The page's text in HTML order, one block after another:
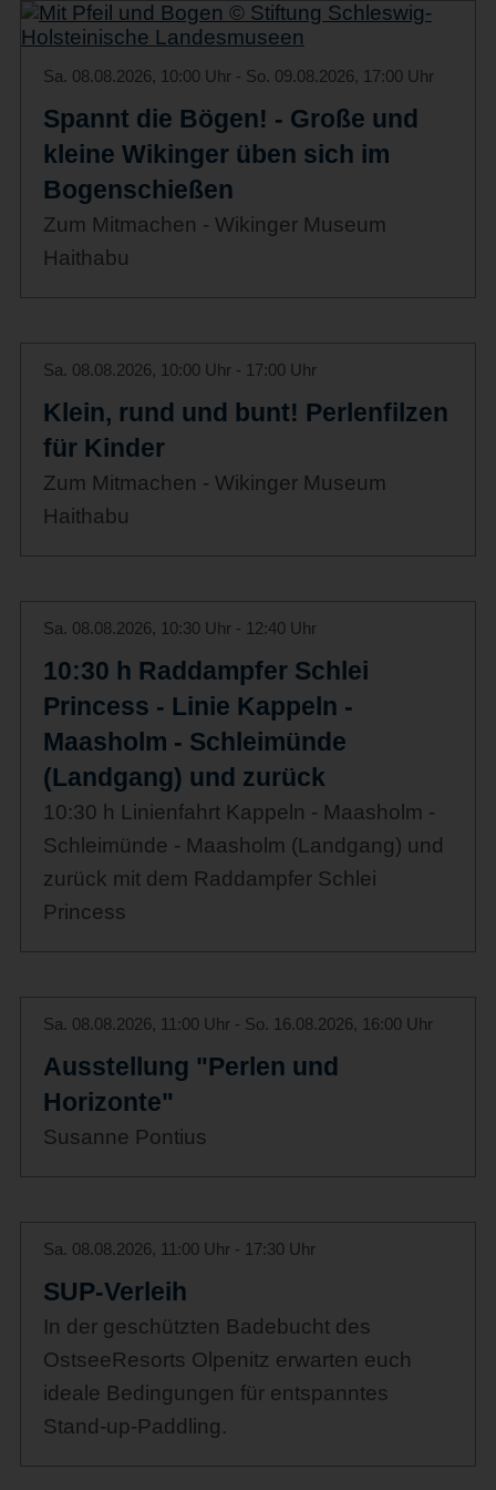
Sa. 08.08.2026, 10:00 Uhr - So. 09.08.2026, 17:00 Uhr
Spannt die Bögen! - Große und
kleine Wikinger üben sich im
Bogenschießen
Zum Mitmachen - Wikinger Museum
Haithabu
Sa. 08.08.2026, 10:00 Uhr - 17:00 Uhr
Klein, rund und bunt! Perlenfilzen
für Kinder
Zum Mitmachen - Wikinger Museum
Haithabu
Sa. 08.08.2026, 10:30 Uhr - 12:40 Uhr
10:30 h Raddampfer Schlei
Princess - Linie Kappeln -
Maasholm - Schleimünde
(Landgang) und zurück
10:30 h Linienfahrt Kappeln - Maasholm -
Schleimünde - Maasholm (Landgang) und
zurück mit dem Raddampfer Schlei
Princess
Sa. 08.08.2026, 11:00 Uhr - So. 16.08.2026, 16:00 Uhr
Ausstellung "Perlen und
Horizonte"
Susanne Pontius
Sa. 08.08.2026, 11:00 Uhr - 17:30 Uhr
SUP-Verleih
In der geschützten Badebucht des
OstseeResorts Olpenitz erwarten euch
ideale Bedingungen für entspanntes
Stand-up-Paddling.